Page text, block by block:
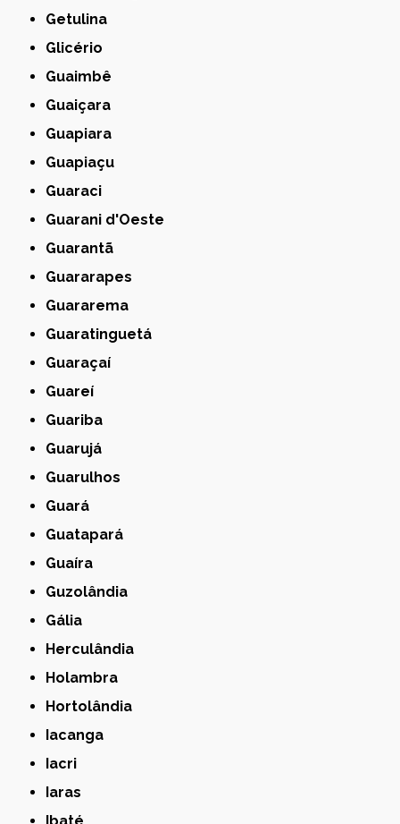
Getulina
Glicério
Guaimbê
Guaiçara
Guapiara
Guapiaçu
Guaraci
Guarani d'Oeste
Guarantã
Guararapes
Guararema
Guaratinguetá
Guaraçaí
Guareí
Guariba
Guarujá
Guarulhos
Guará
Guatapará
Guaíra
Guzolândia
Gália
Herculândia
Holambra
Hortolândia
Iacanga
Iacri
Iaras